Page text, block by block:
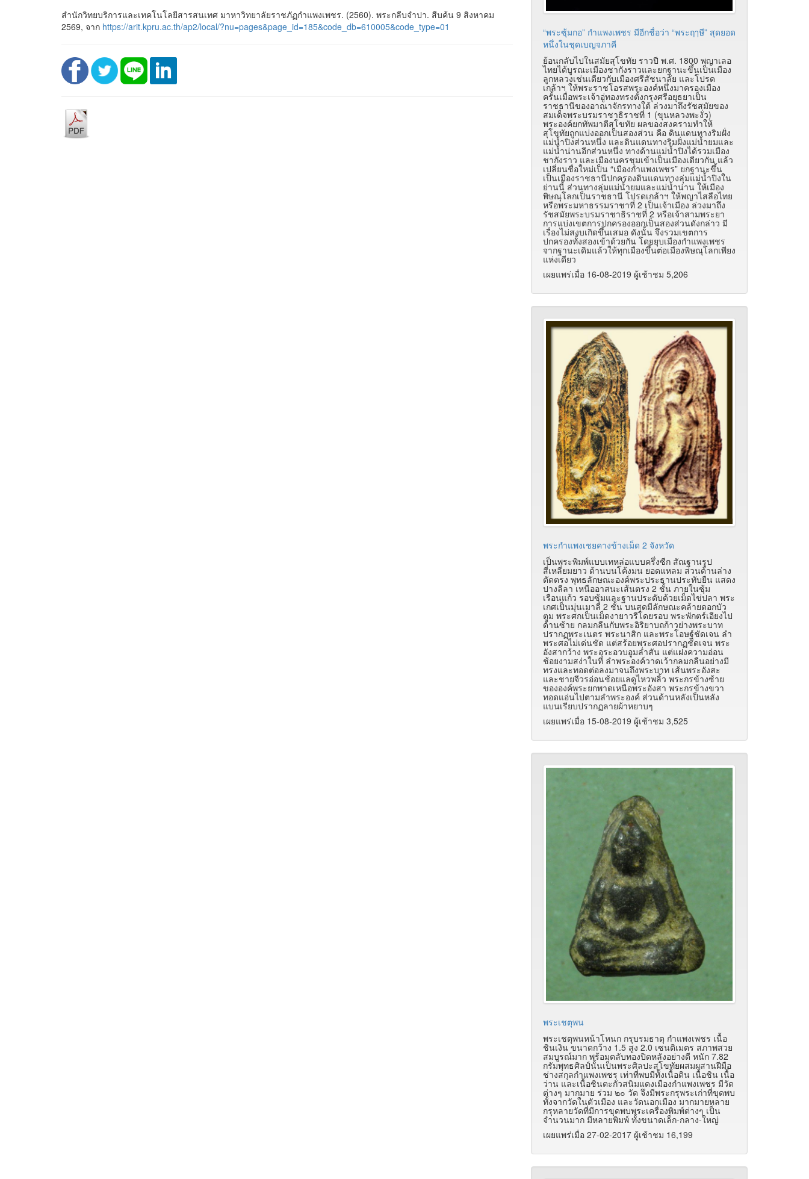
สำนักวิทยบริการและเทคโนโลยีสารสนเทศ มาหาวิทยาลัยราชภัฏกำแพงเพชร. (2560). พระกลีบจำปา. สืบค้น 9 สิงหาคม
2569, จาก https://arit.kpru.ac.th/ap2/local/?nu=pages&page_id=185&code_db=610005&code_type=01
“พระซุ้มกอ” กำแพงเพชร มีอีกชื่อว่า “พระฤๅษี” สุดยอด
หนึ่งในชุดเบญจภาคี
ย้อนกลับไปในสมัยสุโขทัย ราวปี พ.ศ. 1800 พญาเลอ
ไทยได้บูรณะเมืองชากังราวและยกฐานะขึ้นเป็นเมือง
ลูกหลวงเช่นเดียวกับเมืองศรีสัชนาลัย และโปรด
เกล้าฯ ให้พระราชโอรสพระองค์หนึ่งมาครองเมือง
ครั้นเมื่อพระเจ้าอู่ทองทรงตั้งกรุงศรีอยุธยาเป็น
ราชธานีของอาณาจักรทางใต้ ล่วงมาถึงรัชสมัยของ
สมเด็จพระบรมราชาธิราชที่ 1 (ขุนหลวงพะงั่ว)
พระองค์ยกทัพมาตีสุโขทัย ผลของสงครามทำให้
สุโขทัยถูกแบ่งออกเป็นสองส่วน คือ ดินแดนทางริมฝั่ง
แม่น้ำปิงส่วนหนึ่ง และดินแดนทางริมฝั่งแม่น้ำยมและ
แม่น้ำน่านอีกส่วนหนึ่ง ทางด้านแม่น้ำปิงได้รวมเมือง
ชากังราว และเมืองนครชุมเข้าเป็นเมืองเดียวกัน แล้ว
เปลี่ยนชื่อใหม่เป็น “เมืองกำแพงเพชร” ยกฐานะขึ้น
เป็นเมืองราชธานีปกครองดินแดนทางลุ่มแม่น้ำปิงใน
ย่านนี้ ส่วนทางลุ่มแม่น้ำยมและแม่น้ำน่าน ให้เมือง
พิษณุโลกเป็นราชธานี โปรดเกล้าฯ ให้พญาไสลือไทย
หรือพระมหาธรรมราชาที่ 2 เป็นเจ้าเมือง ล่วงมาถึง
รัชสมัยพระบรมราชาธิราชที่ 2 หรือเจ้าสามพระยา
การแบ่งเขตการปกครองออกเป็นสองส่วนดังกล่าว มี
เรื่องไม่สงบเกิดขึ้นเสมอ ดังนั้น จึงรวมเขตการ
ปกครองทั้งสองเข้าด้วยกัน โดยยุบเมืองกำแพงเพชร
จากฐานะเดิมแล้วให้ทุกเมืองขึ้นต่อเมืองพิษณุโลกเพียง
แห่งเดียว
เผยแพร่เมื่อ 16-08-2019 ผู้เช้าชม 5,206
พระกำแพงเชยคางข้างเม็ด 2 จังหวัด
เป็นพระพิมพ์แบบเทหล่อแบบครึ่งซีก สัณฐานรูป
สี่เหลี่ยมยาว ด้านบนโค้งมน ยอดแหลม ส่วนด้านล่าง
ตัดตรง พุทธลักษณะองค์พระประธานประทับยืน แสดง
ปางลีลา เหนืออาสนะเส้นตรง 2 ชั้น ภายในซุ้ม
เรือนแก้ว รอบซุ้มและฐานประดับด้วยเม็ดไข่ปลา พระ
เกศเป็นมุ่นเมาลี 2 ชั้น บนสุดมีลักษณะคล้ายดอกบัว
ตูม พระศกเป็นเม็ดงายาวรีโดยรอบ พระพักตร์เอียงไป
ด้านซ้าย กลมกลืนกับพระอิริยาบถก้าวย่างพระบาท
ปรากฏพระเนตร พระนาสิก และพระโอษฐ์ชัดเจน ลำ
พระศอไม่เด่นชัด แต่สร้อยพระศอปรากฏชัดเจน พระ
อังสากว้าง พระอุระอวบอูมล่ำสัน แต่แฝงความอ่อน
ช้อยงามสง่าในที ลำพระองค์วาดเว้ากลมกลืนอย่างมี
ทรงและทอดต่อลงมาจนถึงพระบาท เส้นพระอังสะ
และชายจีวรอ่อนช้อยแลดูไหวพลิ้ว พระกรข้างซ้าย
ขององค์พระยกพาดเหนือพระอังสา พระกรข้างขวา
ทอดแอ่นไปตามลำพระองค์ ส่วนด้านหลังเป็นหลัง
แบนเรียบปรากฏลายผ้าหยาบๆ
เผยแพร่เมื่อ 15-08-2019 ผู้เช้าชม 3,525
พระเชตุพน
พระเชตุพนหน้าโหนก กรุบรมธาตุ กำแพงเพชร เนื้อ
ชินเงิน ขนาดกว้าง 1.5 สูง 2.0 เซนติเมตร สภาพสวย
สมบูรณ์มาก พร้อมตลับทองปิดหลังอย่างดี หนัก 7.82
กรัมพุทธศิลป์นั้นเป็นพระศิลปะสุโขทัยผสมผสานฝีมือ
ช่างสกุลกำแพงเพชร เท่าที่พบมีทั้งเนื้อดิน เนื้อชิน เนื้อ
ว่าน และเนื้อชินตะกั่วสนิมแดงเมืองกำแพงเพชร มีวัด
ต่างๆ มากมาย ร่วม ๒๐ วัด จึงมีพระกรุพระเก่าที่ขุดพบ
ทั้งจากวัดในตัวเมือง และวัดนอกเมือง มากมายหลาย
กรุหลายวัดที่มีการขุดพบพระเครื่องพิมพ์ต่างๆ เป็น
จำนวนมาก มีหลายพิมพ์ ทั้งขนาดเล็ก-กลาง-ใหญ่
เผยแพร่เมื่อ 27-02-2017 ผู้เช้าชม 16,199